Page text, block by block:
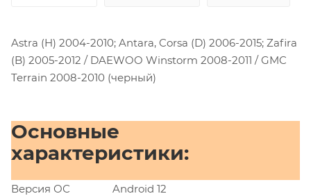
Astra (H) 2004-2010; Antara, Corsa (D) 2006-2015; Zafira
(B) 2005-2012 / DAEWOO Winstorm 2008-2011 / GMC
Terrain 2008-2010 (черный)
Основные
характеристики:
Версия ОС
Android 12